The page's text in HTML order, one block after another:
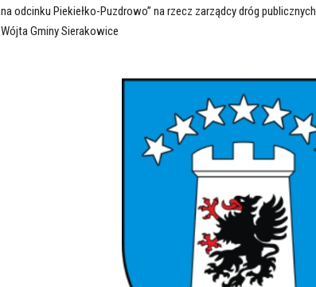
na odcinku Piekiełko-Puzdrowo” na rzecz zarządcy dróg publicznych
Wójta Gminy Sierakowice